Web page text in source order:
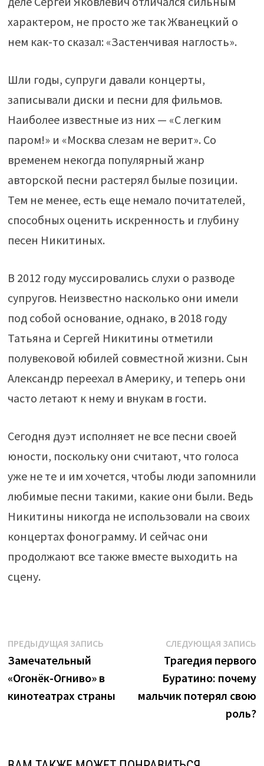
характером, не просто же так Жванецкий о
нем как-то сказал: «Застенчивая наглость».
Шли годы, супруги давали концерты,
записывали диски и песни для фильмов.
Наиболее известные из них — «С легким
паром!» и «Москва слезам не верит». Со
временем некогда популярный жанр
авторской песни растерял былые позиции.
Тем не менее, есть еще немало почитателей,
способных оценить искренность и глубину
песен Никитиных.
В 2012 году муссировались слухи о разводе
супругов. Неизвестно насколько они имели
под собой основание, однако, в 2018 году
Татьяна и Сергей Никитины отметили
полувековой юбилей совместной жизни. Сын
Александр переехал в Америку, и теперь они
часто летают к нему и внукам в гости.
Сегодня дуэт исполняет не все песни своей
юности, поскольку они считают, что голоса
уже не те и им хочется, чтобы люди запомнили
любимые песни такими, какие они были. Ведь
Никитины никогда не использовали на своих
концертах фонограмму. И сейчас они
продолжают все также вместе выходить на
сцену.
Навигация
по
записям
ПРЕДЫДУЩАЯ ЗАПИСЬПредыдущая
Замечательный
«Огонёк-Огниво» в
кинотеатрах страны
СЛЕДУЮЩАЯ ЗАПИСЬ
Трагедия первого
Буратино: почему
мальчик потерял свою
роль?